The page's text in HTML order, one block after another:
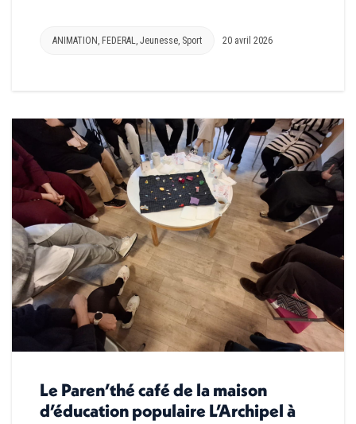
ANIMATION, FEDERAL, Jeunesse, Sport 20 avril 2026
Le Paren’thé café de la maison
d’éducation populaire L’Archipel à